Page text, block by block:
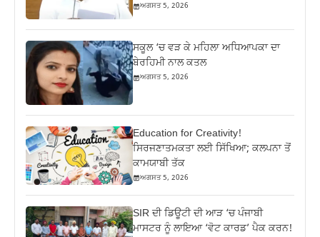
ਅਗਸਤ 5, 2026
ਸਕੂਲ ‘ਚ ਵੜ ਕੇ ਮਹਿਲਾ ਅਧਿਆਪਕਾ ਦਾ
ਬੇਰਹਿਮੀ ਨਾਲ ਕਤਲ
ਅਗਸਤ 5, 2026
Education for Creativity!
ਸਿਰਜਣਾਤਮਕਤਾ ਲਈ ਸਿੱਖਿਆ; ਕਲਪਨਾ ਤੋਂ
ਕਾਮਯਾਬੀ ਤੱਕ
ਅਗਸਤ 5, 2026
SIR ਦੀ ਡਿਊਟੀ ਦੀ ਆੜ ‘ਚ ਪੰਜਾਬੀ
ਮਾਸਟਰ ਨੂੰ ਲਾਇਆ ‘ਵੋਟ ਕਾਰਡ’ ਪੈਕ ਕਰਨ!